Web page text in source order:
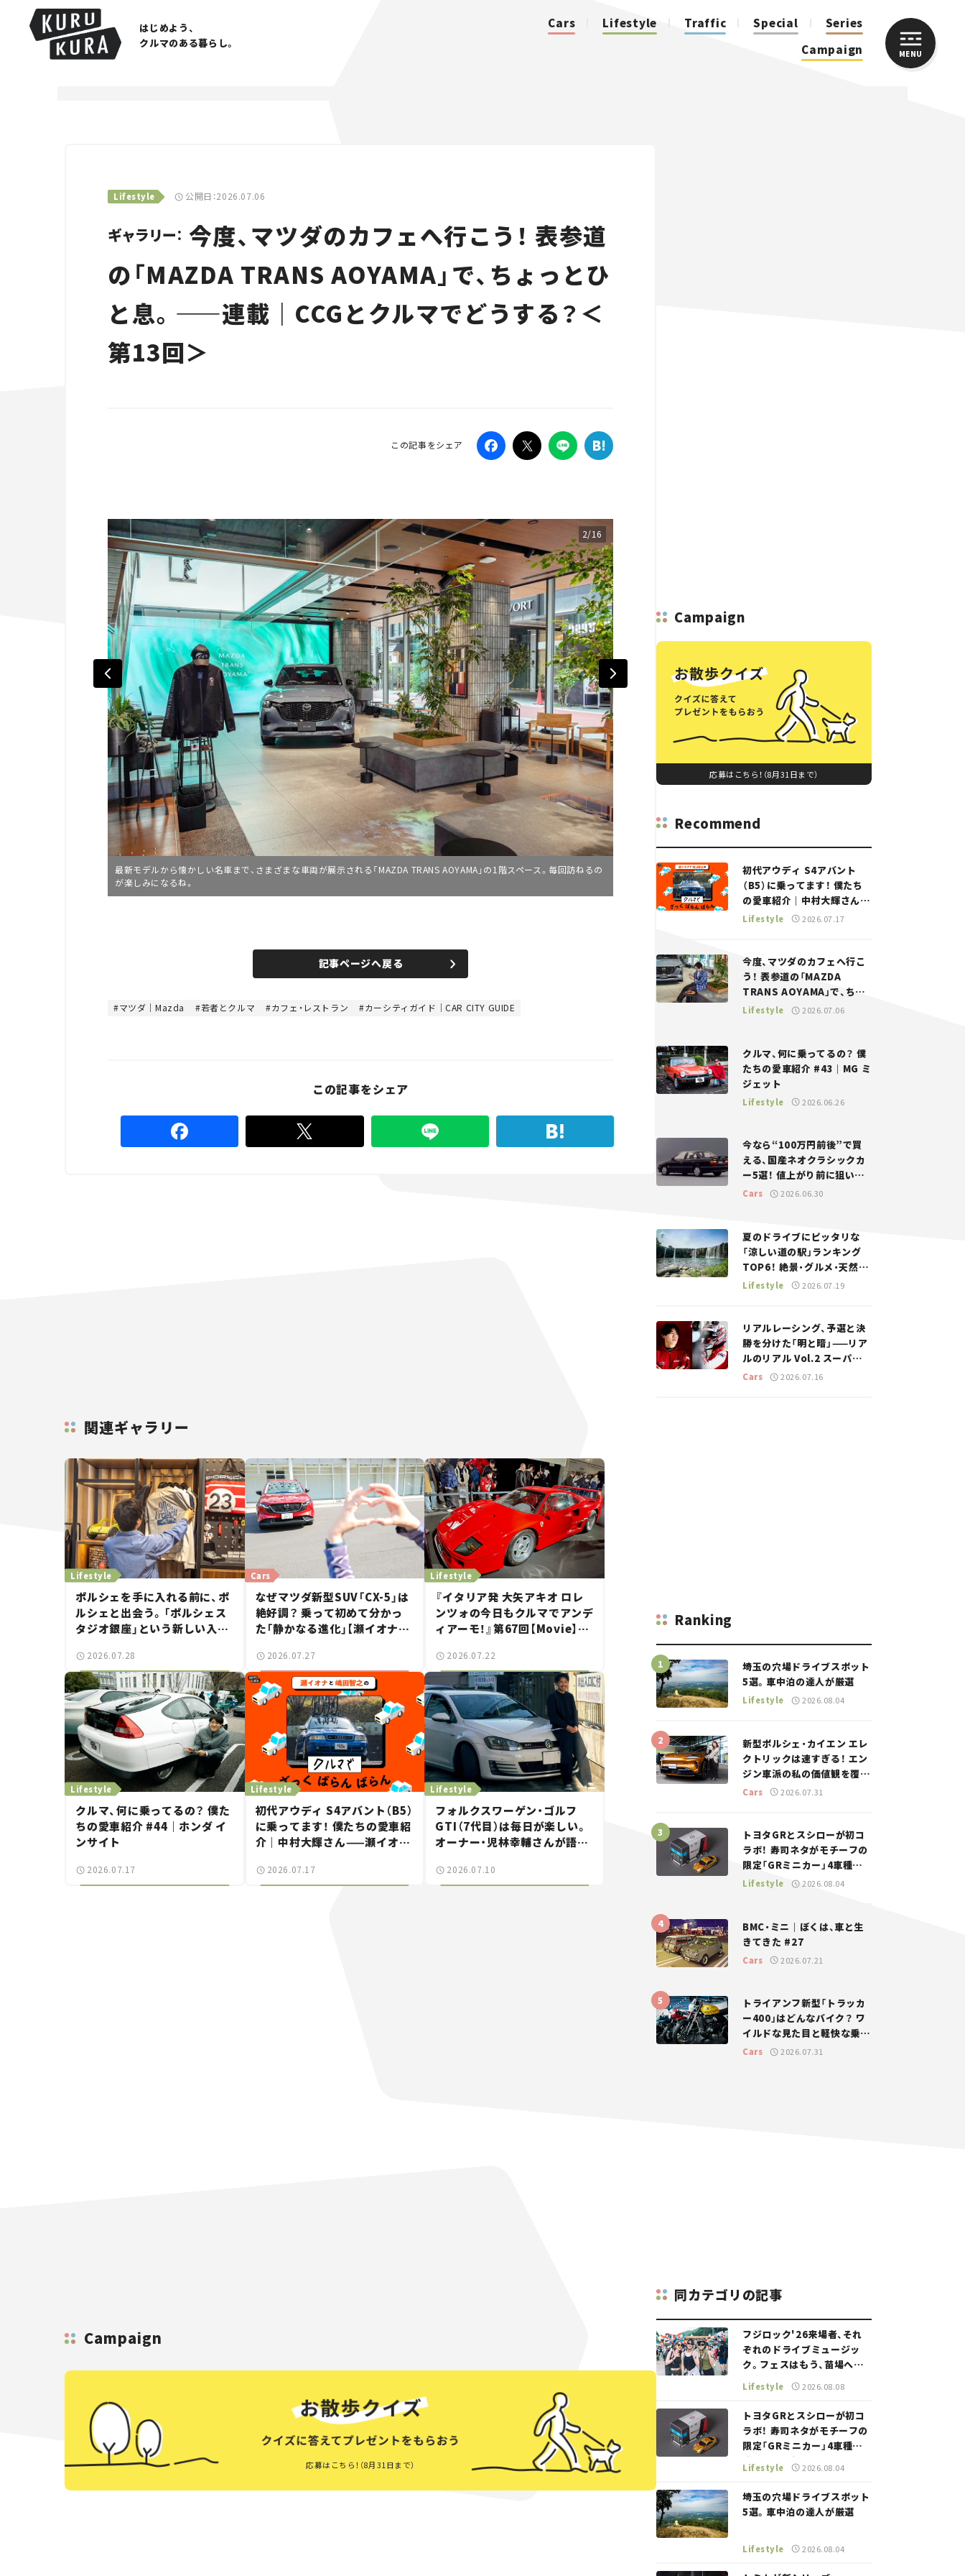
はじめよう、
クルマのある暮らし。
Cars Lifestyle Traffic Special
Series
Campaign
MENU
Lifestyle 公開日：2026.07.06
ギャラリー： 今度、マツダのカフェへ行こう！ 表参道
の「MAZDA TRANS AOYAMA」で、ちょっとひ
と息。——連載｜CCGとクルマでどうする？＜
第13回＞
この記事をシェア
2/16
最新モデルから懐かしい名車まで、さまざまな車両が展示される「MAZDA TRANS AOYAMA」の1階スペース。毎回訪ねるの
が楽しみになるね。
8
.
記事ページへ戻る
マツダ｜Mazda 若者とクルマ カフェ・レストラン カーシティガイド｜CAR CITY GUIDE
この記事をシェア
関連ギャラリー
Lifestyle
ポルシェを手に入れる前に、ポ
ルシェと出会う。「ポルシェス
タジオ銀座」という新しい入口
する？＜第14回＞
2026.07.28
Cars
なぜマツダ新型SUV「CX-5」は
絶好調？ 乗って初めて分かっ
た「静かなる進化」【瀬イオナの
2026.07.27
Lifestyle
『イタリア発 大矢アキオ ロレ
ンツォの今日もクルマでアンデ
ィアーモ！』第67回【Movie】
で起きた、若者たちの「驚き」
2026.07.22
Lifestyle
クルマ、何に乗ってるの？ 僕た
ちの愛車紹介 #44｜ホンダ イ
ンサイト
2026.07.17
Lifestyle
初代アウディ S4アバント（B5）
に乗ってます！ 僕たちの愛車紹
介｜中村大輝さん——瀬イオナ
ばらんばらん！」＃20
2026.07.17
Lifestyle
フォルクスワーゲン・ゴルフ
GTI（7代目）は毎日が楽しい。
オーナー・児林幸輔さんが語
ー”の魅力
2026.07.10
Campaign
応募はこちら！（8月31日まで）
Campaign
応募はこちら！（8月31日まで）
Recommend
初代アウディ S4アバント
（B5）に乗ってます！ 僕たち
の愛車紹介｜中村大輝さん
——瀬イオナと嶋田智之の
Lifestyle 2026.07.17
今度、マツダのカフェへ行こ
う！ 表参道の「MAZDA
TRANS AOYAMA」で、ちょ
っとひと息。——連載｜CCG
Lifestyle 2026.07.06
クルマ、何に乗ってるの？ 僕
たちの愛車紹介 #43｜MG ミ
ジェット
Lifestyle 2026.06.26
今なら“100万円前後”で買
える、国産ネオクラシックカ
ー5選！ 値上がり前に狙いた
い、中古車探しをお手伝い――ち
Cars 2026.06.30
夏のドライブにピッタリな
「涼しい道の駅」ランキング
TOP6！ 絶景・グルメ・天然ク
ーラーなど、避暑におすすめ
Lifestyle 2026.07.19
リアルレーシング、予選と決
勝を分けた「明と暗」——リア
ルのリアル Vol.2 スーパー
GT 2026開幕戦 岡山国際サ
Cars 2026.07.16
Ranking
埼玉の穴場ドライブスポット
5選。車中泊の達人が厳選
Lifestyle 2026.08.04
新型ポルシェ・カイエン エレ
クトリックは速すぎる！ エン
ジン車派の私の価値観を覆し
た、新しいポルシェの走り。
Cars 2026.07.31
トヨタGRとスシローが初コ
ラボ！ 寿司ネタがモチーフの
限定「GRミニカー」4車種が
登場。入手方法は？【クルマ
Lifestyle 2026.08.04
BMC・ミニ｜ぼくは、車と生
きてきた #27
Cars 2026.07.21
トライアンフ新型「トラッカ
ー400」はどんなバイク？ ワ
イルドな見た目と軽快な乗り
味を両立した400ccフラット
Cars 2026.07.31
同カテゴリの記事
フジロック'26来場者、それ
ぞれのドライブミュージッ
ク。フェスはもう、苗場への
道中から始まっていた。
Lifestyle 2026.08.08
トヨタGRとスシローが初コ
ラボ！ 寿司ネタがモチーフの
限定「GRミニカー」4車種が
登場。入手方法は？【クルマ
とホビー】
Lifestyle 2026.08.04
埼玉の穴場ドライブスポット
5選。車中泊の達人が厳選
Lifestyle 2026.08.04
CLOSE
Traffic
Special
Series